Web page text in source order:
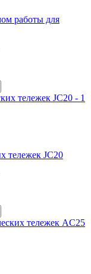
работы для
тележек JC20